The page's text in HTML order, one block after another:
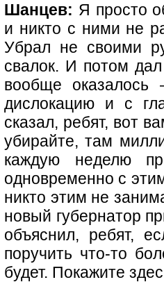
Шанцев: Я просто
и никто с ними не
Убрал не своими
свалок. И потом
вообще
дислокацию и с
сказал, ребят, вот
убирайте, там
каждую неделю
одновременно с
никто этим не
новый губернатор
объяснил, ребят,
поручить что-то
будет. Покажите